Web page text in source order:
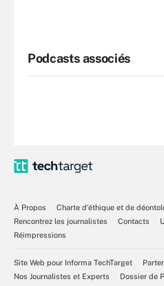
Podcasts associés
À Propos
Charte d’éthique et de
Rencontrez les journalistes
Contacts
Réimpressions
Site Web pour Informa TechTarget
Nos Journalistes et Experts
Dossier de